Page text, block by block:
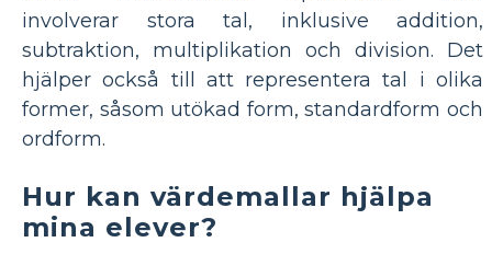
involverar stora tal, inklusive addition,
subtraktion, multiplikation och division. Det
hjälper också till att representera tal i olika
former, såsom utökad form, standardform och
ordform.
Hur kan värdemallar hjälpa
mina elever?